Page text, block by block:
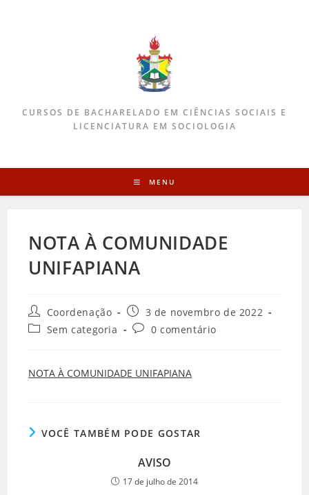
CURSOS DE BACHARELADO EM CIÊNCIAS SOCIAIS E
LICENCIATURA EM SOCIOLOGIA
MENU
NOTA À COMUNIDADE
UNIFAPIANA
Coordenação
3 de novembro de 2022
Sem categoria
0 comentário
NOTA À COMUNIDADE UNIFAPIANA
VOCÊ TAMBÉM PODE GOSTAR
AVISO
17 de julho de 2014